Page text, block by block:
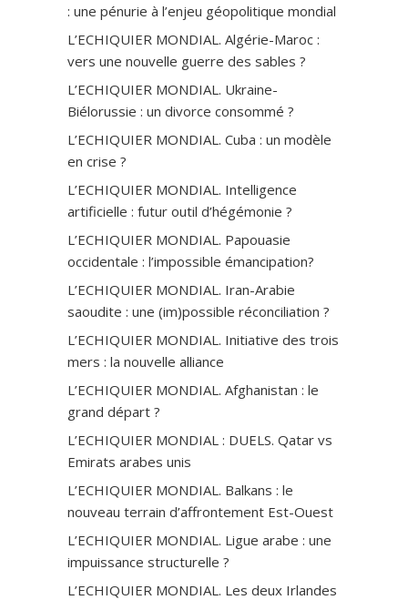
: une pénurie à l’enjeu géopolitique mondial
L’ECHIQUIER MONDIAL. Algérie-Maroc :
vers une nouvelle guerre des sables ?
L’ECHIQUIER MONDIAL. Ukraine-
Biélorussie : un divorce consommé ?
L’ECHIQUIER MONDIAL. Cuba : un modèle
en crise ?
L’ECHIQUIER MONDIAL. Intelligence
artificielle : futur outil d’hégémonie ?
L’ECHIQUIER MONDIAL. Papouasie
occidentale : l’impossible émancipation?
L’ECHIQUIER MONDIAL. Iran-Arabie
saoudite : une (im)possible réconciliation ?
L’ECHIQUIER MONDIAL. Initiative des trois
mers : la nouvelle alliance
L’ECHIQUIER MONDIAL. Afghanistan : le
grand départ ?
L’ECHIQUIER MONDIAL : DUELS. Qatar vs
Emirats arabes unis
L’ECHIQUIER MONDIAL. Balkans : le
nouveau terrain d’affrontement Est-Ouest
L’ECHIQUIER MONDIAL. Ligue arabe : une
impuissance structurelle ?
L’ECHIQUIER MONDIAL. Les deux Irlandes